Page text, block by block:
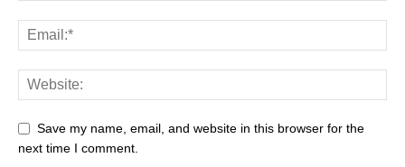
Save my name, email, and website in this browser for the
next time I comment.